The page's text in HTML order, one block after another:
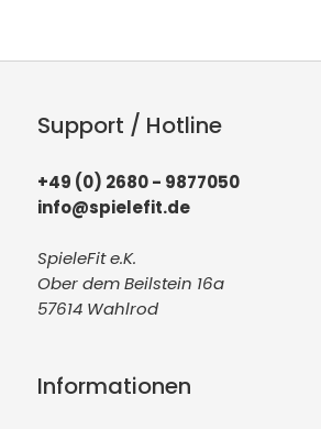
Support / Hotline
+49 (0) 2680 - 9877050
info@spielefit.de
SpieleFit e.K.
Ober dem Beilstein 16a
57614 Wahlrod
Informationen